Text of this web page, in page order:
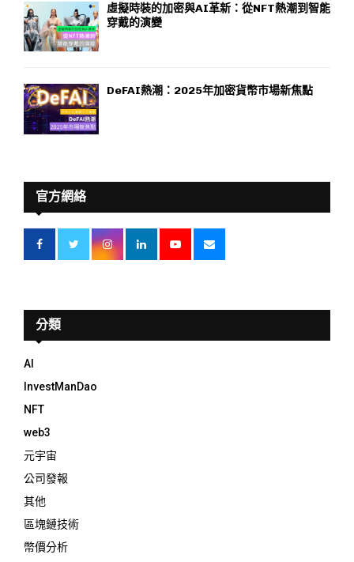
虛擬時裝的加密與AI革新：從NFT熱潮到智能
穿戴的演變
DeFAI熱潮：2025年加密貨幣市場新焦點
官方網絡
分類
AI
InvestManDao
NFT
web3
元宇宙
公司發報
其他
區塊鏈技術
幣價分析